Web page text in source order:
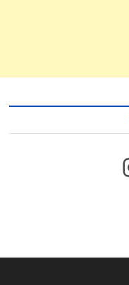
https://www.facebook.com/jstages/